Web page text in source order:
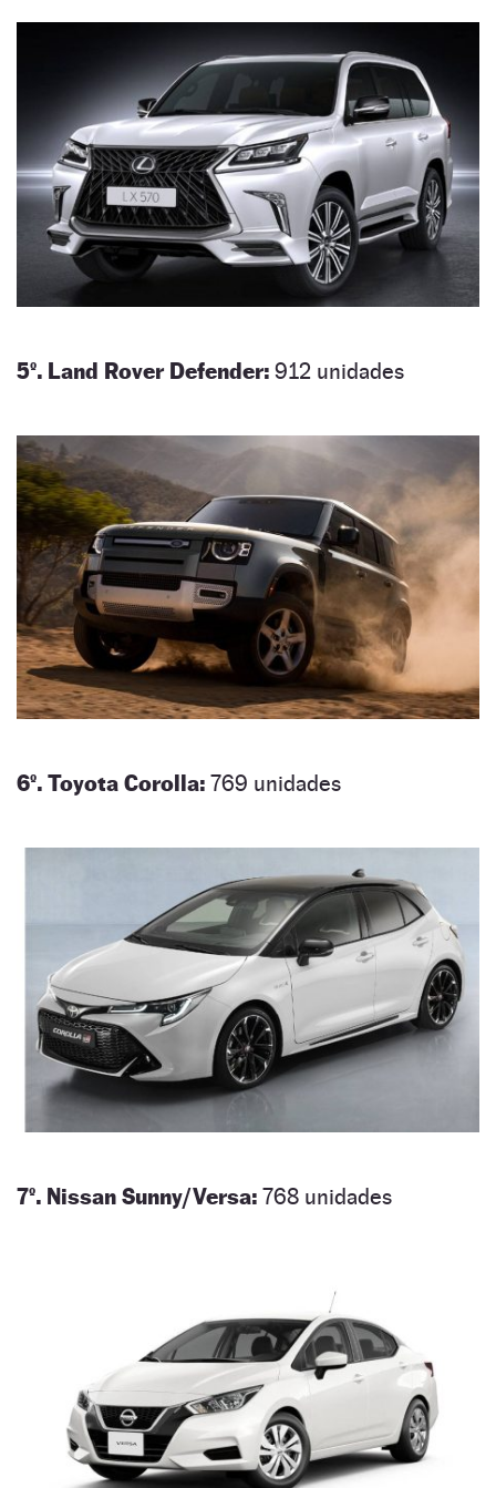
5º. Land Rover Defender: 912 unidades
6º. Toyota Corolla: 769 unidades
7º. Nissan Sunny/Versa: 768 unidades